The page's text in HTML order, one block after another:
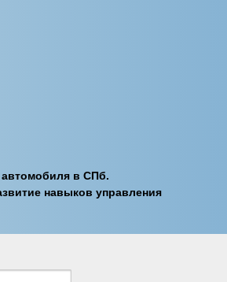
в СПб.
навыков управления